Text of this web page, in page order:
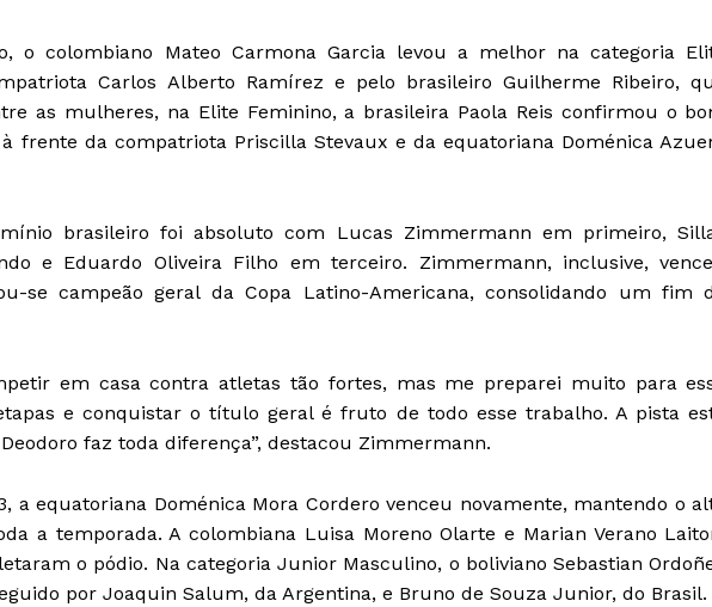
o colombiano Mateo Carmona Garcia levou a melhor na categoria
Carlos Alberto Ramírez e pelo brasileiro Guilherme Ribeiro,
as mulheres, na Elite Feminino, a brasileira Paola Reis confirmou o
frente da compatriota Priscilla Stevaux e da equatoriana Doménica
brasileiro foi absoluto com Lucas Zimmermann em primeiro,
e Eduardo Oliveira Filho em terceiro. Zimmermann, inclusive,
se campeão geral da Copa Latino-Americana, consolidando um fim
em casa contra atletas tão fortes, mas me preparei muito para
e conquistar o título geral é fruto de todo esse trabalho. A pista
faz toda diferença”, destacou Zimmermann.
a equatoriana Doménica Mora Cordero venceu novamente, mantendo o
a temporada. A colombiana Luisa Moreno Olarte e Marian Verano
o pódio. Na categoria Junior Masculino, o boliviano Sebastian
por Joaquin Salum, da Argentina, e Bruno de Souza Junior, do Brasil.